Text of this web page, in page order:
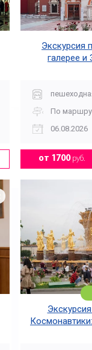
Экскурсия
галерее
По
06.08.2026
от 1700руб.